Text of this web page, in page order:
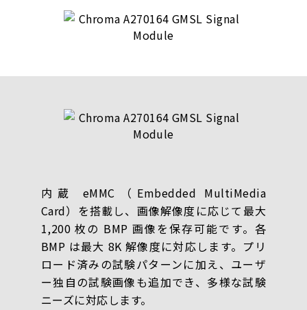
内蔵 eMMC（Embedded MultiMedia
Card）を搭載し、画像解像度に応じて最大
1,200 枚の BMP 画像を保存可能です。各
BMP は最大 8K 解像度に対応します。プリ
ロード済みの試験パターンに加え、ユーザ
ー独自の試験画像も追加でき、多様な試験
ニーズに対応します。